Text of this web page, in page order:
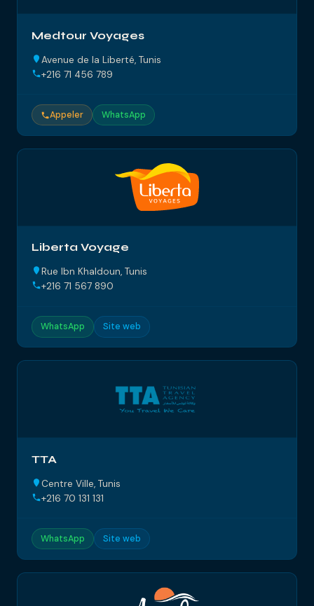
Medtour Voyages
Avenue de la Liberté, Tunis
+216 71 456 789
Appeler WhatsApp
Liberta Voyage
Rue Ibn Khaldoun, Tunis
+216 71 567 890
WhatsApp Site web
TTA
Centre Ville, Tunis
+216 70 131 131
WhatsApp Site web